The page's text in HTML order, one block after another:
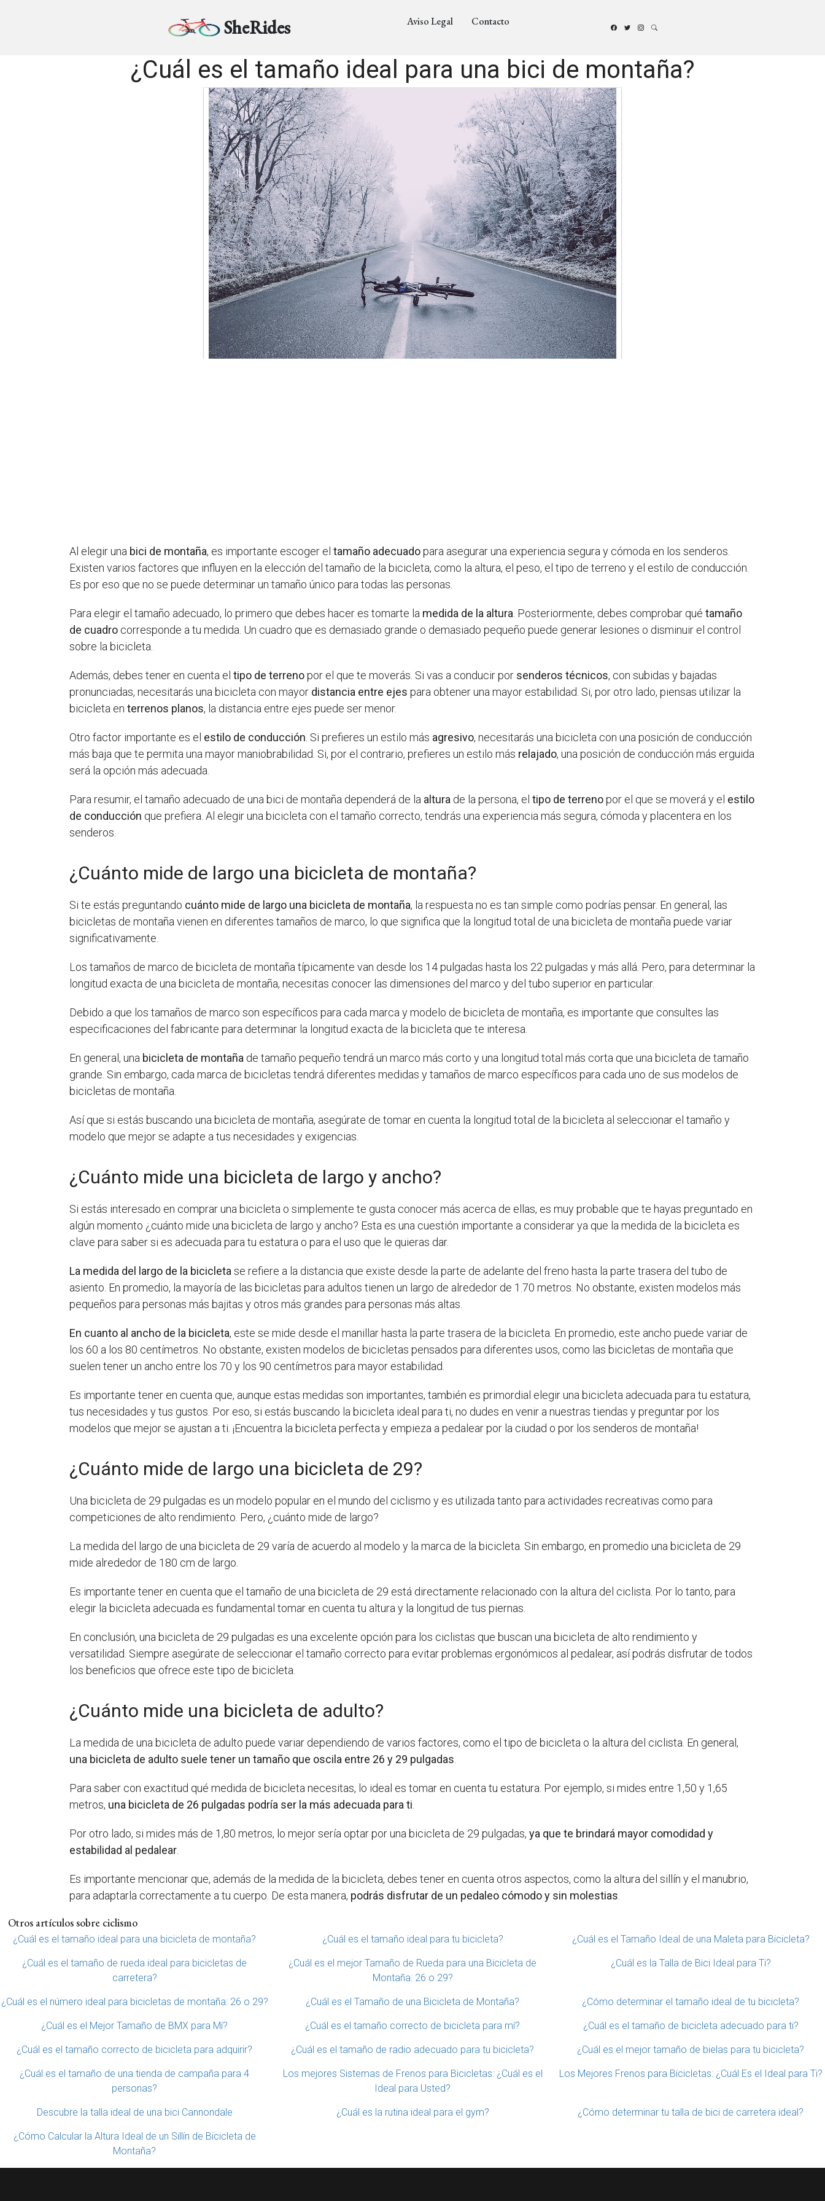
SheRides Aviso Legal Contacto
¿Cuál es el tamaño ideal para una bici de montaña?
Al elegir una bici de montaña, es importante escoger eltamaño adecuadopara asegurar una experiencia segura y cómoda en los senderos.
Existen varios factores que influyen en la elección del tamaño de la bicicleta, como la altura, el peso, el tipo de terreno y el estilo de conducción.
Es por eso que no se puede determinar un tamaño único para todas las personas.
Para elegir el tamaño adecuado, lo primero que debes hacer es tomarte la medida de la altura. Posteriormente, debes comprobar quétamaño
de cuadro corresponde a tu medida. Un cuadro que es demasiado grande o demasiado pequeño puede generar lesiones o disminuir el control
sobre la bicicleta.
Además, debes tener en cuenta eltipo de terrenopor el que te moverás. Si vas a conducir por senderos técnicos, con subidas y bajadas
pronunciadas, necesitarás una bicicleta con mayor distancia entre ejes para obtener una mayor estabilidad. Si, por otro lado, piensas utilizar la
bicicleta enterrenos planos, la distancia entre ejes puede ser menor.
Otro factor importante es el estilo de conducción. Si prefieres un estilo más agresivo, necesitarás una bicicleta con una posición de conducción
más baja que te permita una mayor maniobrabilidad. Si, por el contrario, prefieres un estilo más relajado, una posición de conducción más erguida
será la opción más adecuada.
Para resumir, el tamaño adecuado de una bici de montaña dependerá de la altura de la persona, eltipo de terrenopor el que se moverá y el estilo
de conducción que prefiera. Al elegir una bicicleta con el tamaño correcto, tendrás una experiencia más segura, cómoda y placentera en los
senderos.
¿Cuánto mide de largo una bicicleta de montaña?
Si te estás preguntando cuánto mide de largo una bicicleta de montaña, la respuesta no es tan simple como podrías pensar. En general, las
bicicletas de montaña vienen en diferentes tamaños de marco, lo que significa que la longitud total de una bicicleta de montaña puede variar
significativamente.
Los tamaños de marco de bicicleta de montaña típicamente van desde los 14 pulgadas hasta los 22 pulgadas y más allá. Pero, para determinar la
longitud exacta de una bicicleta de montaña, necesitas conocer las dimensiones del marco y del tubo superior en particular.
Debido a que los tamaños de marco son específicos para cada marca y modelo de bicicleta de montaña, es importante que consultes las
especificaciones del fabricante para determinar la longitud exacta de la bicicleta que te interesa.
En general, una bicicleta de montaña de tamaño pequeño tendrá un marco más corto y una longitud total más corta que una bicicleta de tamaño
grande. Sin embargo, cada marca de bicicletas tendrá diferentes medidas y tamaños de marco específicos para cada uno de sus modelos de
bicicletas de montaña.
Así que si estás buscando una bicicleta de montaña, asegúrate de tomar en cuenta la longitud total de la bicicleta al seleccionar el tamaño y
modelo que mejor se adapte a tus necesidades y exigencias.
¿Cuánto mide una bicicleta de largo y ancho?
Si estás interesado en comprar una bicicleta o simplemente te gusta conocer más acerca de ellas, es muy probable que te hayas preguntado en
algún momento ¿cuánto mide una bicicleta de largo y ancho? Esta es una cuestión importante a considerar ya que la medida de la bicicleta es
clave para saber si es adecuada para tu estatura o para el uso que le quieras dar.
La medida del largo de la bicicletase refiere a la distancia que existe desde la parte de adelante del freno hasta la parte trasera del tubo de
asiento. En promedio, la mayoría de las bicicletas para adultos tienen un largo de alrededor de 1.70 metros. No obstante, existen modelos más
pequeños para personas más bajitas y otros más grandes para personas más altas.
En cuanto al ancho de la bicicleta, este se mide desde el manillar hasta la parte trasera de la bicicleta. En promedio, este ancho puede variar de
los 60 a los 80 centímetros. No obstante, existen modelos de bicicletas pensados para diferentes usos, como las bicicletas de montaña que
suelen tener un ancho entre los 70 y los 90 centímetros para mayor estabilidad.
Es importante tener en cuenta que, aunque estas medidas son importantes, también es primordial elegir una bicicleta adecuada para tu estatura,
tus necesidades y tus gustos. Por eso, si estás buscando la bicicleta ideal para ti, no dudes en venir a nuestras tiendas y preguntar por los
modelos que mejor se ajustan a ti. ¡Encuentra la bicicleta perfecta y empieza a pedalear por la ciudad o por los senderos de montaña!
¿Cuánto mide de largo una bicicleta de 29?
Una bicicleta de 29 pulgadas es un modelo popular en el mundo del ciclismo y es utilizada tanto para actividades recreativas como para
competiciones de alto rendimiento. Pero, ¿cuánto mide de largo?
La medida del largo de una bicicleta de 29 varía de acuerdo al modelo y la marca de la bicicleta. Sin embargo, en promedio una bicicleta de 29
mide alrededor de 180 cm de largo.
Es importante tener en cuenta que el tamaño de una bicicleta de 29 está directamente relacionado con la altura del ciclista. Por lo tanto, para
elegir la bicicleta adecuada es fundamental tomar en cuenta tu altura y la longitud de tus piernas.
En conclusión, una bicicleta de 29 pulgadas es una excelente opción para los ciclistas que buscan una bicicleta de alto rendimiento y
versatilidad. Siempre asegúrate de seleccionar el tamaño correcto para evitar problemas ergonómicos al pedalear, así podrás disfrutar de todos
los beneficios que ofrece este tipo de bicicleta.
¿Cuánto mide una bicicleta de adulto?
La medida de una bicicleta de adulto puede variar dependiendo de varios factores, como el tipo de bicicleta o la altura del ciclista. En general,
una bicicleta de adulto suele tener un tamaño que oscila entre 26 y 29 pulgadas.
Para saber con exactitud qué medida de bicicleta necesitas, lo ideal es tomar en cuenta tu estatura. Por ejemplo, si mides entre 1,50 y 1,65
metros, una bicicleta de 26 pulgadas podría ser la más adecuada para ti.
Por otro lado, si mides más de 1,80 metros, lo mejor sería optar por una bicicleta de 29 pulgadas,ya que te brindará mayor comodidad y
estabilidad al pedalear.
Es importante mencionar que, además de la medida de la bicicleta, debes tener en cuenta otros aspectos, como la altura del sillín y el manubrio,
para adaptarla correctamente a tu cuerpo. De esta manera, podrás disfrutar de un pedaleo cómodo y sin molestias.
Otros artículos sobre ciclismo
¿Cuál es el tamaño ideal para una bicicleta de montaña? ¿Cuál es el tamaño ideal para tu bicicleta? ¿Cuál es el Tamaño Ideal de una Maleta para Bicicleta?
¿Cuál es el tamaño de rueda ideal para bicicletas de
carretera?
¿Cuál es el mejor Tamaño de Rueda para una Bicicleta de
Montaña: 26 o 29?
¿Cuál es la Talla de Bici Ideal para Ti?
¿Cuál es el número ideal para bicicletas de montaña: 26 o 29? ¿Cuál es el Tamaño de una Bicicleta de Montaña? ¿Cómo determinar el tamaño ideal de tu bicicleta?
¿Cuál es el Mejor Tamaño de BMX para Mí? ¿Cuál es el tamaño correcto de bicicleta para mí? ¿Cuál es el tamaño de bicicleta adecuado para ti?
¿Cuál es el tamaño correcto de bicicleta para adquirir? ¿Cuál es el tamaño de radio adecuado para tu bicicleta? ¿Cuál es el mejor tamaño de bielas para tu bicicleta?
¿Cuál es el tamaño de una tienda de campaña para 4
personas?
Los mejores Sistemas de Frenos para Bicicletas: ¿Cuál es el
Ideal para Usted?
Los Mejores Frenos para Bicicletas: ¿Cuál Es el Ideal para Ti?
Descubre la talla ideal de una bici Cannondale ¿Cuál es la rutina ideal para el gym? ¿Cómo determinar tu talla de bici de carretera ideal?
¿Cómo Calcular la Altura Ideal de un Sillín de Bicicleta de
Montaña?